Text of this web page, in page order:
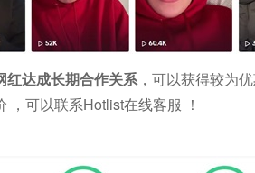
达成长期合作关系，可以获得较为
可以联系Hotlist在线客服 ！